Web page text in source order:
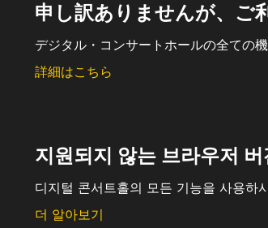
申し訳ありませんが、ご
デジタル・コンサートホールの全ての
詳細はこちら
지원되지 않는 브라우저
디지털 콘서트홀의 모든 기능을 사용하
더 알아보기